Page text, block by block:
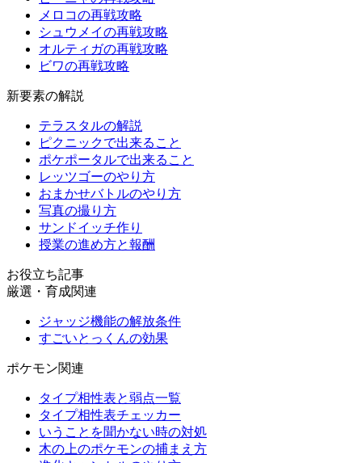
メロコの再戦攻略
シュウメイの再戦攻略
オルティガの再戦攻略
ビワの再戦攻略
新要素の解説
テラスタルの解説
ピクニックで出来ること
ポケポータルで出来ること
レッツゴーのやり方
おまかせバトルのやり方
写真の撮り方
サンドイッチ作り
授業の進め方と報酬
お役立ち記事
厳選・育成関連
ジャッジ機能の解放条件
すごいとっくんの効果
ポケモン関連
タイプ相性表と弱点一覧
タイプ相性表チェッカー
いうことを聞かない時の対処
木の上のポケモンの捕まえ方